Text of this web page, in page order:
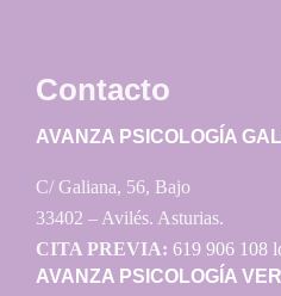
Contacto
AVANZA PSICOLOGÍA
C/ Galiana, 56, Bajo
33402 – Avilés. Asturias.
CITA PREVIA: 619 906 108
AVANZA PSICOLOGÍA